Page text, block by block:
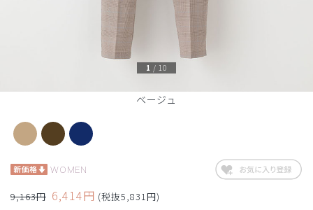
ベージュ
1 / 10
WOMEN
9,163円 6,414円 (税抜5,831円)